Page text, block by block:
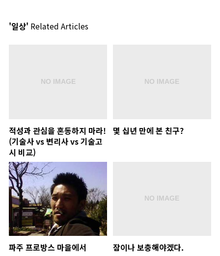
'일상' Related Articles
적성과 관심을 혼동하지 마라!
(기술사 vs 변리사 vs 기술고
시 비교)
몇 십년 만에 본 친구?
파주 프로방스 마을에서 잠이나 보충해야겠다.